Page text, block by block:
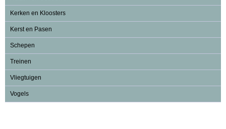
Kerken en Kloosters
Kerst en Pasen
Schepen
Treinen
Vliegtuigen
Vogels